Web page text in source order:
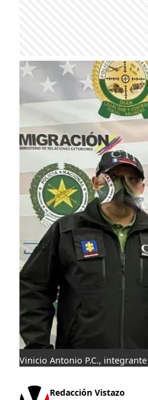
Vinicio Antonio P.C., integrante
Redacción Vistazo